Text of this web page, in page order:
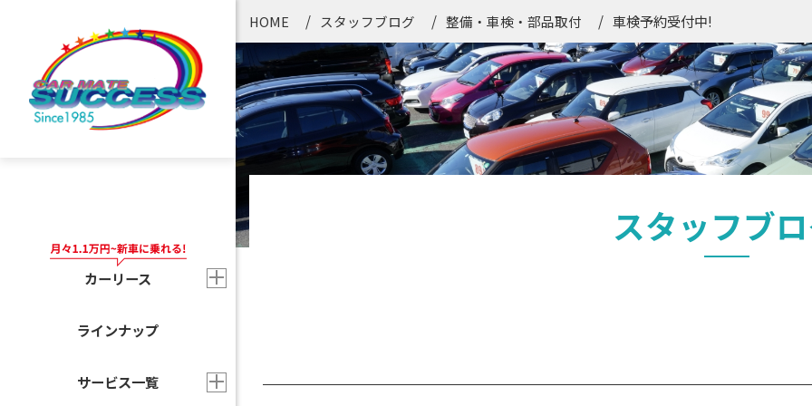
カーリース
ラインナップ
サービス一覧
HOME スタッフブログ 整備・車検・部品取付 車検予約受付中!
スタッフブ